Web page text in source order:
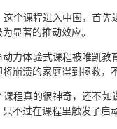
这个课程进入中国，首先
显著的推动效应。
动力体验式课程被唯凯教
崩溃的家庭得到拯救，
课程真的很神奇，还不
不过在课程里触发了启